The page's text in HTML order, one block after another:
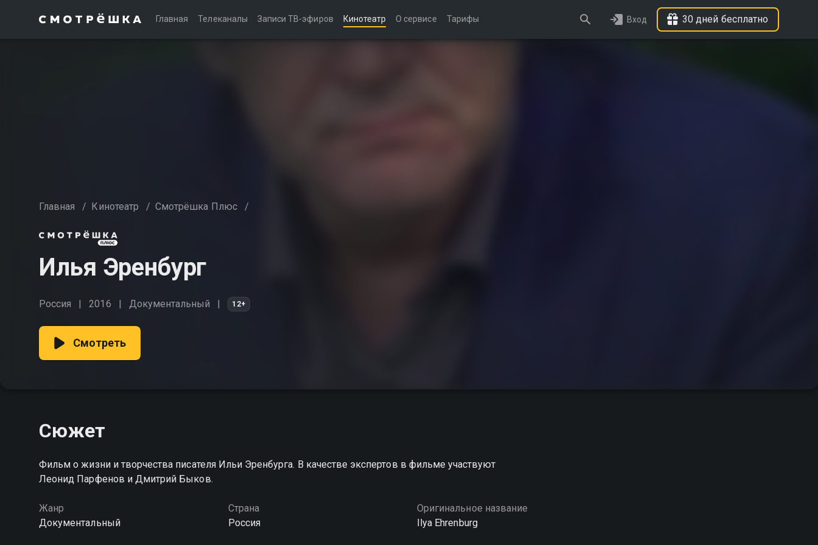
Главная Телеканалы Записи ТВ-эфиров Кинотеатр О сервисе Тарифы Вход 30 дней бесплатно
Главная / Кинотеатр / Смотрёшка Плюс /
Илья Эренбург
Россия 2016 Документальный 12+
Смотреть
Сюжет
Фильм о жизни и творчества писателя Ильи Эренбурга. В качестве экспертов в фильме участвуют
Леонид Парфенов и Дмитрий Быков.
Жанр
Документальный
Страна
Россия
Оригинальное название
Ilya Ehrenburg